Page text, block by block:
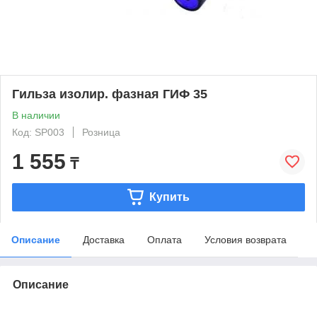
Гильза изолир. фазная ГИФ 35
В наличии
Код: SP003
Розница
1 555 ₸
Купить
Описание Доставка Оплата Условия возврата
Описание